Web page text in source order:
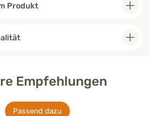
Produkt
Empfehlungen
Passend dazu